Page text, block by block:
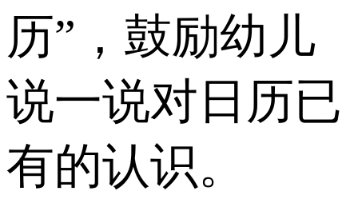
历”，鼓励幼儿
说一说对日历已
有的认识。